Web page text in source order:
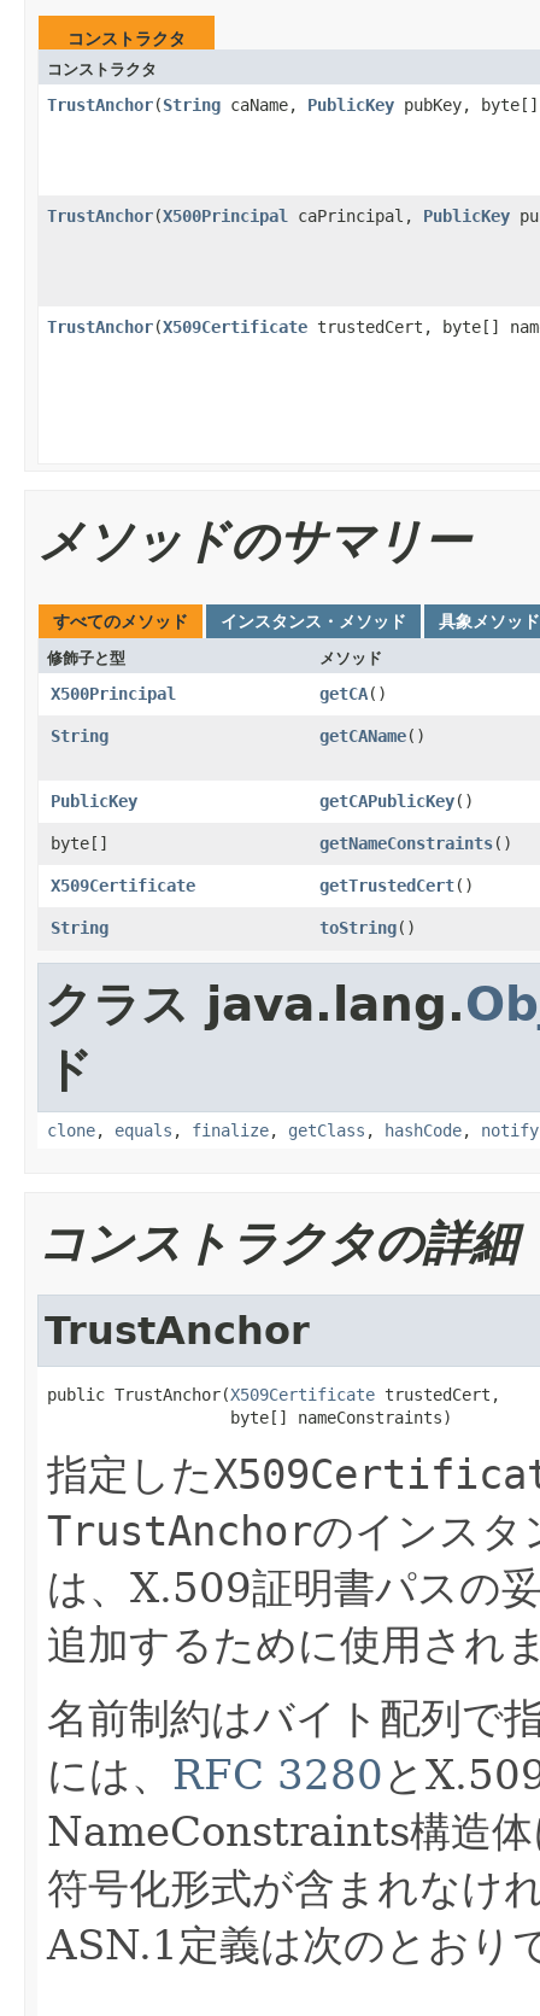
コンストラクタ
コンストラクタ
TrustAnchor(String caName, PublicKey pubKey,
TrustAnchor(X500Principal caPrincipal, PublicKey
TrustAnchor(X509Certificate trustedCert, byte[]
メソッドのサマリー
すべてのメソッド インスタンス・メソッド 具象メソッド
修飾子と型 メソッド
X500Principal getCA()
String getCAName()
PublicKey getCAPublicKey()
byte[] getNameConstraints()
X509Certificate getTrustedCert()
String toString()
クラス java.lang.
ド
clone, equals , finalize, getClass , hashCode, notify
コンストラクタの詳細
TrustAnchor
public TrustAnchor(X509Certificate trustedCert,
                   byte[] nameConstraints)
指定した
TrustAnchorのインスタ
は、X.509証明書パスの
追加するために使用され
名前制約はバイト配列で
には、 RFC 3280 と
NameConstraints構造体
符号化形式が含まれなけ
ASN.1定義は次のとおり